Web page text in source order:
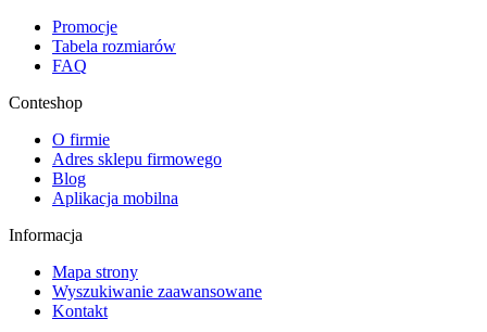
Promocje
Tabela rozmiarów
FAQ
Conteshop
O firmie
Adres sklepu firmowego
Blog
Aplikacja mobilna
Informacja
Mapa strony
Wyszukiwanie zaawansowane
Kontakt